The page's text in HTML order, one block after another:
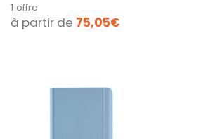
PRO pour ajuster la luminosité...
1 offre
à partir de 75,05€